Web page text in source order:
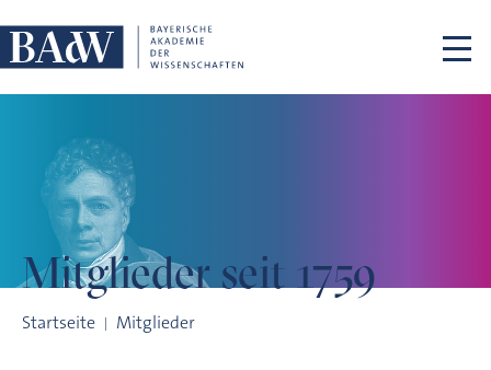
Mitglieder seit 1759
Startseite Mitglieder